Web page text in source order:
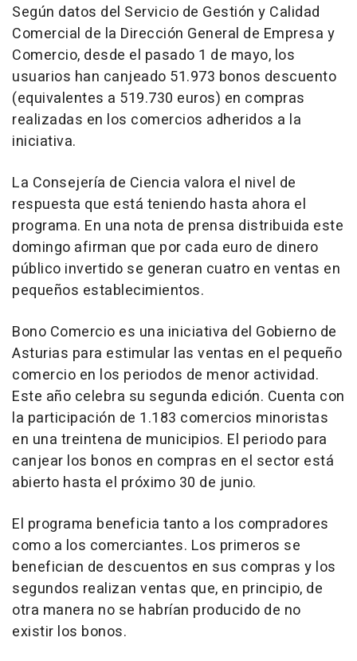
Según datos del Servicio de Gestión y Calidad
Comercial de la Dirección General de Empresa y
Comercio, desde el pasado 1 de mayo, los
usuarios han canjeado 51.973 bonos descuento
(equivalentes a 519.730 euros) en compras
realizadas en los comercios adheridos a la
iniciativa.
La Consejería de Ciencia valora el nivel de
respuesta que está teniendo hasta ahora el
programa. En una nota de prensa distribuida este
domingo afirman que por cada euro de dinero
público invertido se generan cuatro en ventas en
pequeños establecimientos.
Bono Comercio es una iniciativa del Gobierno de
Asturias para estimular las ventas en el pequeño
comercio en los periodos de menor actividad.
Este año celebra su segunda edición. Cuenta con
la participación de 1.183 comercios minoristas
en una treintena de municipios. El periodo para
canjear los bonos en compras en el sector está
abierto hasta el próximo 30 de junio.
El programa beneficia tanto a los compradores
como a los comerciantes. Los primeros se
benefician de descuentos en sus compras y los
segundos realizan ventas que, en principio, de
otra manera no se habrían producido de no
existir los bonos.